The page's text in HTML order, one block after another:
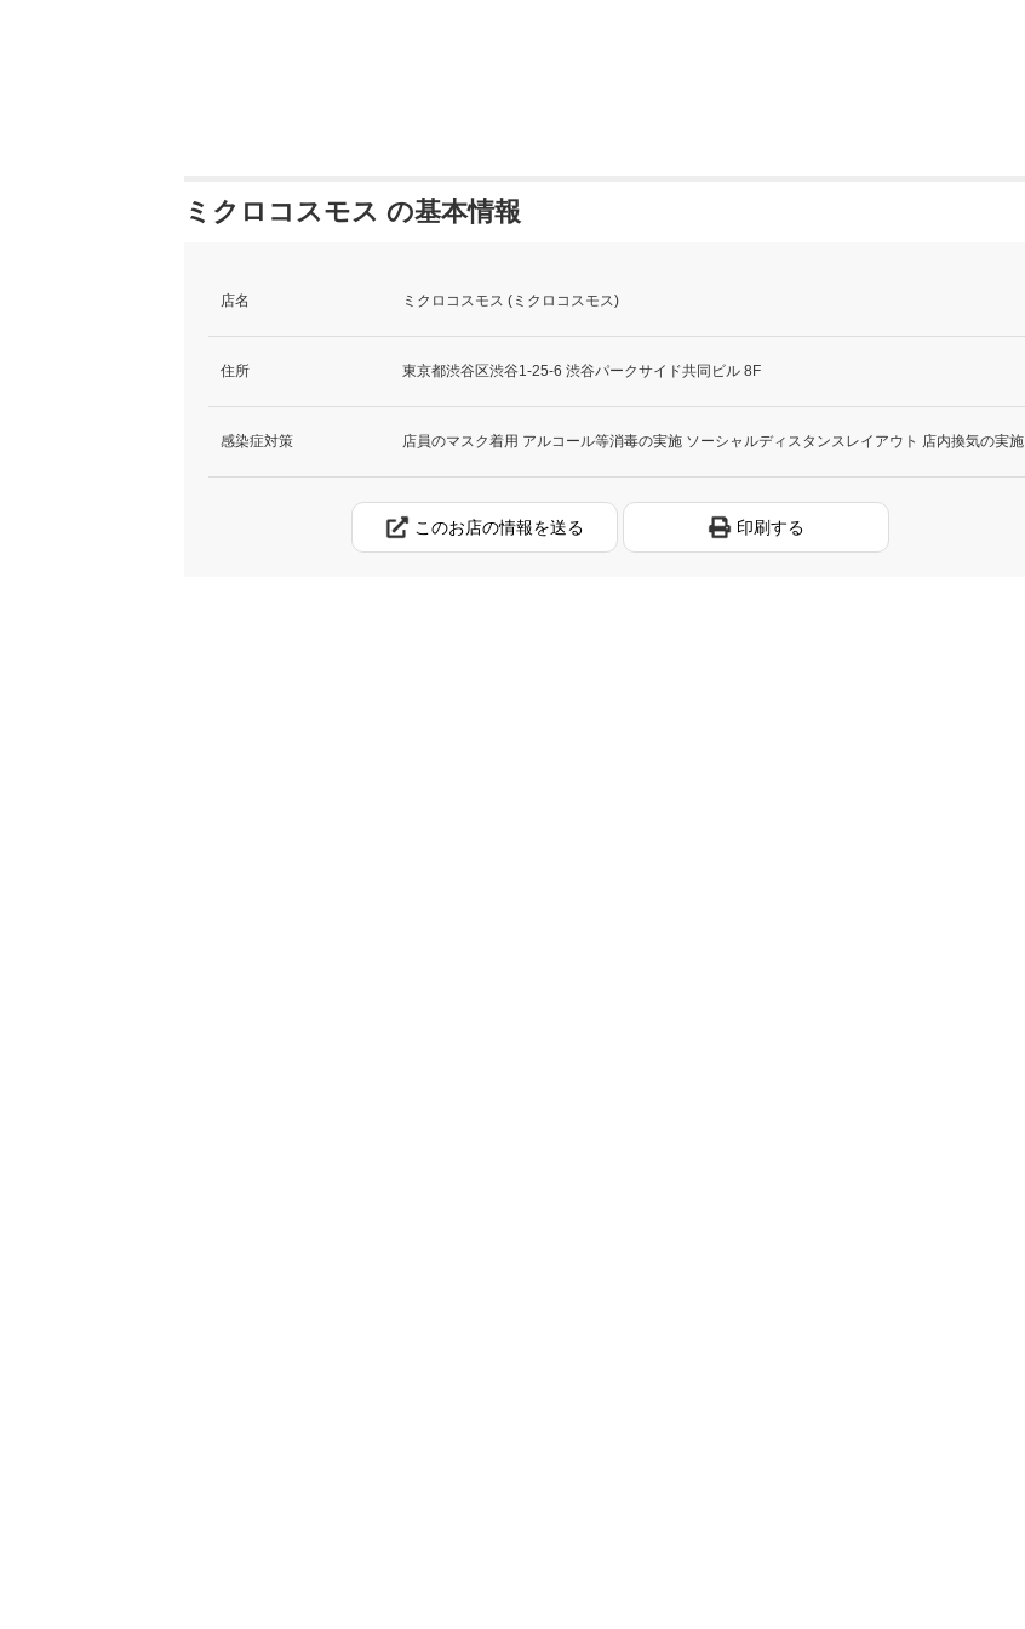
ミクロコスモス の基本情報
店名 ミクロコスモス (ミクロコスモス)
住所 東京都渋谷区渋谷1-25-6 渋谷パークサイド共同ビル 8F
感染症対策 店員のマスク着用 アルコール等消毒の実施 ソーシャルディスタンスレイアウト 店内換気の実施
このお店の情報を送る 印刷する